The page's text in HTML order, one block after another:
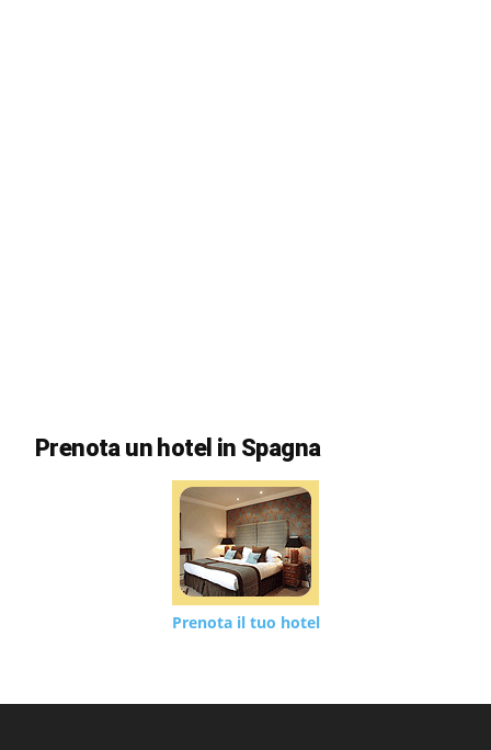
Prenota un hotel in Spagna
Prenota il tuo hotel